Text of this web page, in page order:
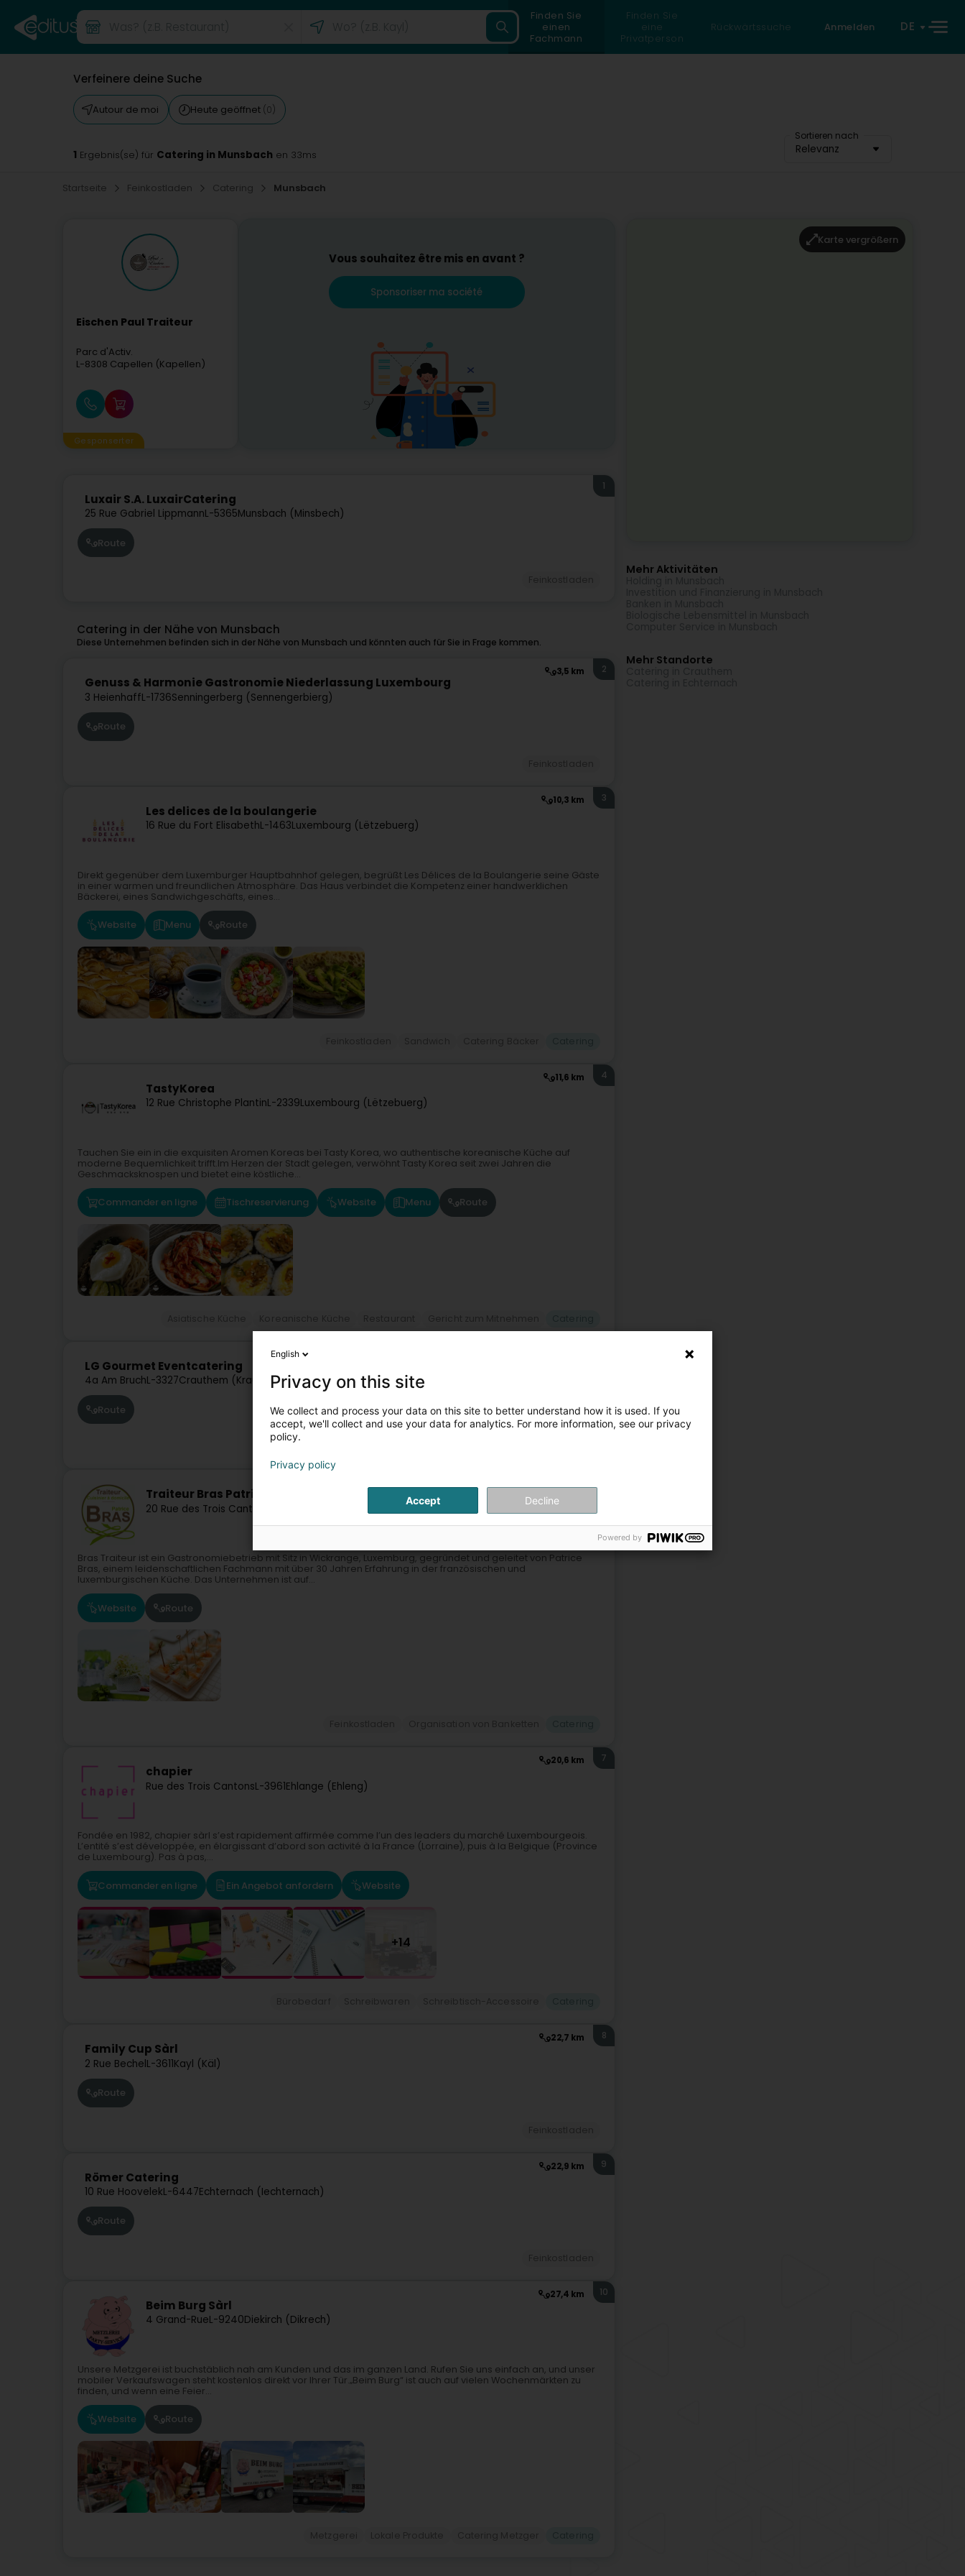
Finden Sie
einen
Fachmann
Finden Sie
eine
Privatperson
Rückwärtssuche Anmelden DE
Verfeinere deine Suche
Autour de moi Heute geöffnet (0)
Sortieren nach
Relevanz
1 Ergebnis(se) für Catering in Munsbach en 33ms
Startseite Feinkostladen Catering Munsbach
Eischen Paul Traiteur
Parc d'Activ.
L-8308 Capellen (Kapellen)
Gesponserter
Vous souhaitez être mis en avant ?
Sponsoriser ma société
Luxair S.A. LuxairCatering
25 Rue Gabriel LippmannL-5365Munsbach (Minsbech)
1
Route
Catering in der Nähe von Munsbach
Diese Unternehmen befinden sich in der Nähe von Munsbach und könnten auch für Sie in Frage kommen.
3,5 km
Genuss & Harmonie Gastronomie Niederlassung Luxembourg
3 HeienhaffL-1736Senningerberg (Sennengerbierg)
2
Route
10,3 km
Les delices de la boulangerie
16 Rue du Fort ElisabethL-1463Luxembourg (Lëtzebuerg)
3
Direkt gegenüber dem Luxemburger Hauptbahnhof gelegen, begrüßt Les Délices de la Boulangerie seine Gäste
in einer warmen und freundlichen Atmosphäre. Das Haus verbindet die Kompetenz einer handwerklichen
Bäckerei, eines Sandwichgeschäfts, eines...
Website Menu Route
11,6 km
TastyKorea
12 Rue Christophe PlantinL-2339Luxembourg (Lëtzebuerg)
4
Tauchen Sie ein in die exquisiten Aromen Koreas bei Tasty Korea, wo authentische koreanische Küche auf
moderne Bequemlichkeit trifft.Im Herzen der Stadt gelegen, verwöhnt Tasty Korea seit zwei Jahren die
Geschmacksknospen und bietet eine köstliche...
Commander en ligne Tischreservierung Website Menu Route
LG Gourmet Eventcatering
4a Am BruchL-3327Crauthem (Krautem)
Route
Traiteur Bras Patrice
20 Rue des Trois Cantons Wickrange (Wickreng)
Bras Traiteur ist ein Gastronomiebetrieb mit Sitz in Wickrange, Luxemburg, gegründet und geleitet von Patrice
Bras, einem leidenschaftlichen Fachmann mit über 30 Jahren Erfahrung in der französischen und
luxemburgischen Küche. Das Unternehmen ist auf...
Website Route
20,6 km
chapier
Rue des Trois CantonsL-3961Ehlange (Ehleng)
7
Fondée en 1982, chapier sàrl s’est rapidement affirmée comme l’un des leaders du marché Luxembourgeois.
L’entité s’est développée, en élargissant d’abord son activité à la France (Lorraine), puis à la Belgique (Province
de Luxembourg). Pas à pas,...
Commander en ligne Ein Angebot anfordern Website
+14
22,7 km
Family Cup Sàrl
2 Rue BechelL-3611Kayl (Käl)
8
Route
22,9 km
Römer Catering
10 Rue HoovelekL-6447Echternach (Iechternach)
9
Route
27,4 km
Beim Burg Sàrl
4 Grand-RueL-9240Diekirch (Dikrech)
10
Unsere Metzgerei ist buchstäblich nah am Kunden und das im ganzen Land. Rufen Sie uns einfach an, und unser
mobiler Verkaufswagen steht kostenlos direkt vor Ihrer Tür.„Beim Burg“ ist auch auf vielen Wochenmärkten zu
finden, und wenn eine Feier...
Website Route
Karte vergrößern
Mehr Aktivitäten
Mehr Standorte
English
Privacy on this site
We collect and process your data on this site to better understand how it is used. If you
accept, we'll collect and use your data for analytics. For more information, see our privacy
policy.
Privacy policy
Accept Decline
Powered by